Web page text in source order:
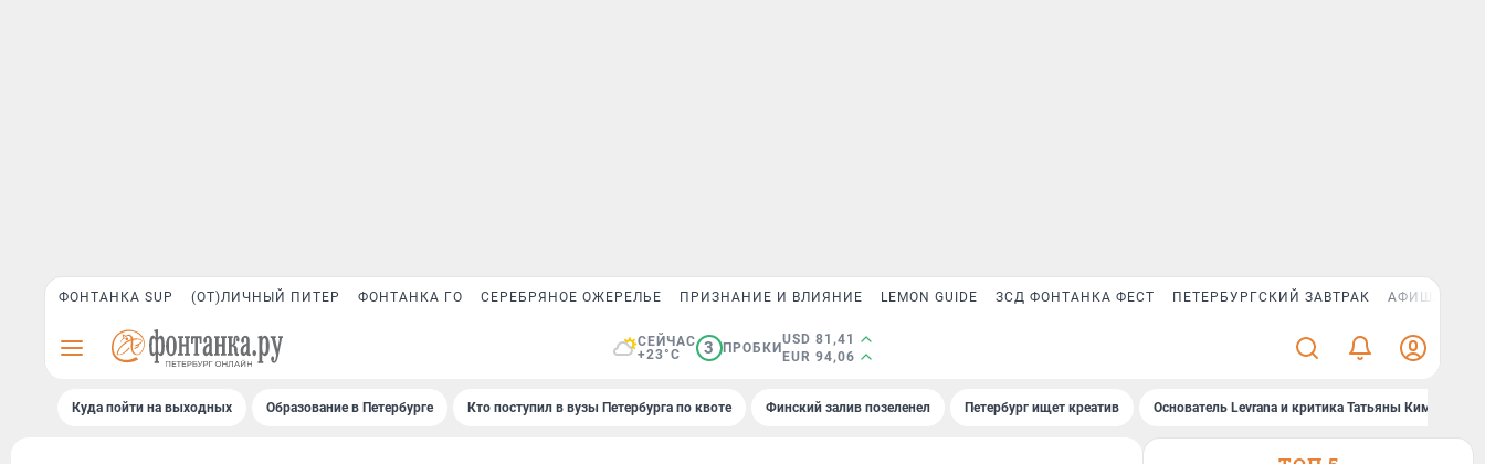
ФОНТАНКА SUP (ОТ)ЛИЧНЫЙ ПИТЕР ФОНТАНКА ГО СЕРЕБРЯНОЕ ОЖЕРЕЛЬЕ ПРИЗНАНИЕ И ВЛИЯНИЕ LEMON GUIDE ЗСД ФОНТАНКА ФЕСТ ПЕТЕРБУРГСКИЙ ЗАВТРАК АФИША PLUS
СЕЙЧАС
+23°C
3 ПРОБКИ
USD 81,41
EUR 94,06
Куда пойти на выходных Образование в Петербурге Кто поступил в вузы Петербурга по квоте Финский залив позеленел Петербург ищет креатив Основатель Levrana и критика Татьяны Ким